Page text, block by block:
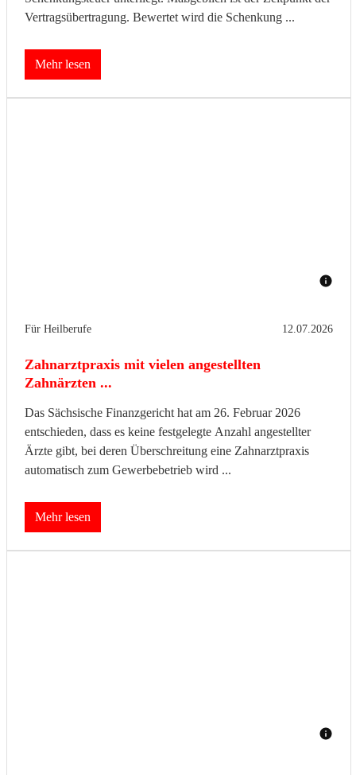
Vertragsübertragung. Bewertet wird die Schenkung ...
Mehr lesen
Für Heilberufe 12.07.2026
Zahnarztpraxis mit vielen angestellten
Zahnärzten ...
Das Sächsische Finanzgericht hat am 26. Februar 2026
entschieden, dass es keine festgelegte Anzahl angestellter
Ärzte gibt, bei deren Überschreitung eine Zahnarztpraxis
automatisch zum Gewerbebetrieb wird ...
Mehr lesen